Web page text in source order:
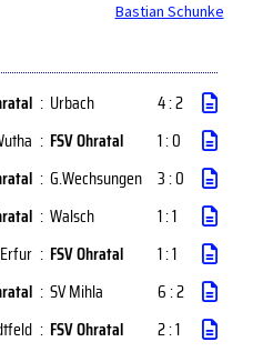
Bastian Schunke
: Urbach
4 : 2
: FSV Ohratal
1 : 0
: G.Wechsungen 3 : 0
: Walsch
1 : 1
: FSV Ohratal
1 : 1
: SV Mihla
6 : 2
: FSV Ohratal
2 : 1